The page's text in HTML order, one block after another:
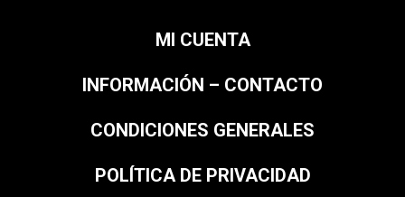
MI CUENTA
INFORMACIÓN – CONTACTO
CONDICIONES GENERALES
POLÍTICA DE PRIVACIDAD